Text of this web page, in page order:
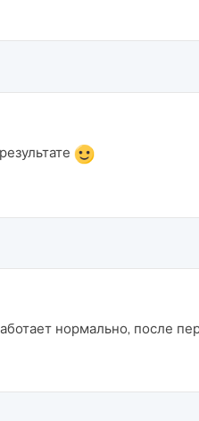
нормально, после